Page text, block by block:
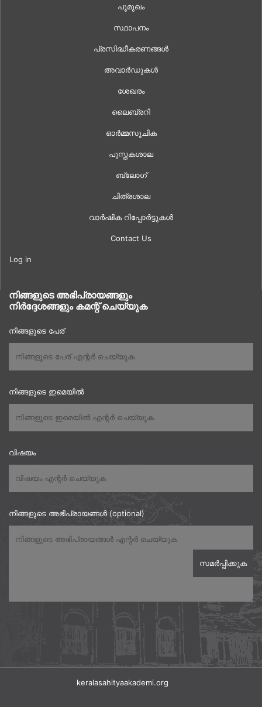
പൂമുഖം
സ്ഥാപനം
പ്രസിദ്ധീകരണങ്ങൾ
അവാർഡുകൾ
ശേഖരം
ലൈബ്രറി
ഓർമ്മസൂചിക
പുസ്തകശാല
ബ്ലോഗ്
ചിത്രശാല
വാർഷിക റിപ്പോർട്ടുകൾ
Contact Us
Log in
നിങ്ങളുടെ അഭിപ്രായങ്ങളും
നിർദ്ദേശങ്ങളും കമന്റ് ചെയ്യുക
നിങ്ങളുടെ പേര്
നിങ്ങളുടെ ഇമെയിൽ
വിഷയം
നിങ്ങളുടെ അഭിപ്രായങ്ങൾ (optional)
keralasahityaakademi.org